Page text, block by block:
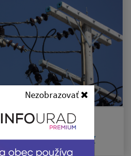
Nezobrazovať
distribúcie elektriny